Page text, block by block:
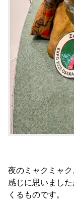
夜のミャクミャ
感じに思いまし
くるものです。